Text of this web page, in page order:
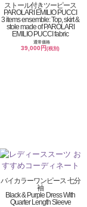
ストール付きツーピース
PAROLARI EMILIO PUCCI
3 items ensemble: Top, skirt &
stole made of PAROLARI
EMILIO PUCCI fabric
通常価格
39,000円(税別)
バイカラーワンピース 七分
袖
Black & Purple Dress With
Quarter Length Sleeve